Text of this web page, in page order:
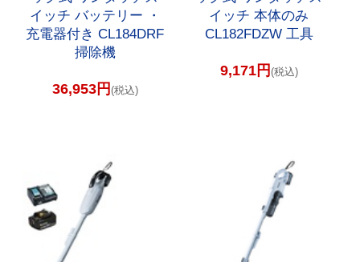
イッチ バッテリー ・
充電器付き CL184DRF
掃除機
36,953円 (税込)
イッチ 本体のみ
CL182FDZW 工具
9,171円 (税込)